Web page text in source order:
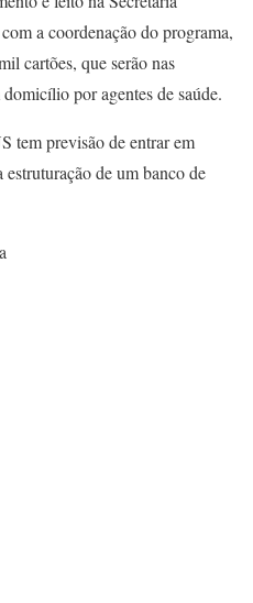
a coordenação do programa,
cartões, que serão nas
por agentes de saúde.
tem previsão de entrar em
de um banco de